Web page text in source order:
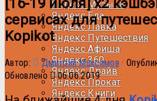
Яндекс Музыка
Яндекс Еда
Яндекс Лавка
Яндекс Путешествия
Яндекс Афиша
Яндекс 360
Яндекс Драйв
Яндекс Прокат
Яндекс Книги
[16-19 июля] х2
сервисах для
Kopikot
Автор: Дмитрий Максимов ·
Обновлено
06.06.2019